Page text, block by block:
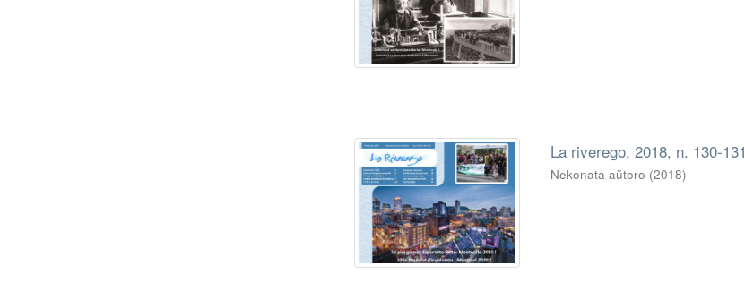
La riverego, 2018, n. 130-131
Nekonata aŭtoro (2018)